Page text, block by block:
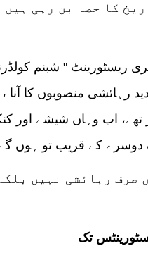
کا حصہ بن رہی
ریسٹورینٹ " شبنم
رہائشی منصوبوں کا آنا
اب وہاں شیشے اور
کے قریب تو ہوں
صرف رہائشی نہیں
تک